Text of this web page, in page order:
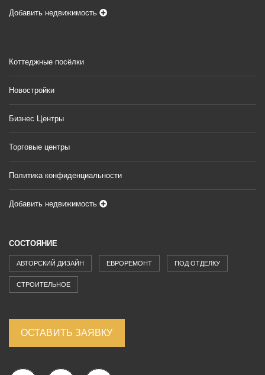
Добавить недвижимость
Коттеджные посёлки
Новостройки
Бизнес Центры
Торговые центры
Политика конфиденциальности
Добавить недвижимость
СОСТОЯНИЕ
АВТОРСКИЙ ДИЗАЙН ЕВРОРЕМОНТ ПОД ОТДЕЛКУ
СТРОИТЕЛЬНОЕ
ОСТАВИТЬ ЗАЯВКУ